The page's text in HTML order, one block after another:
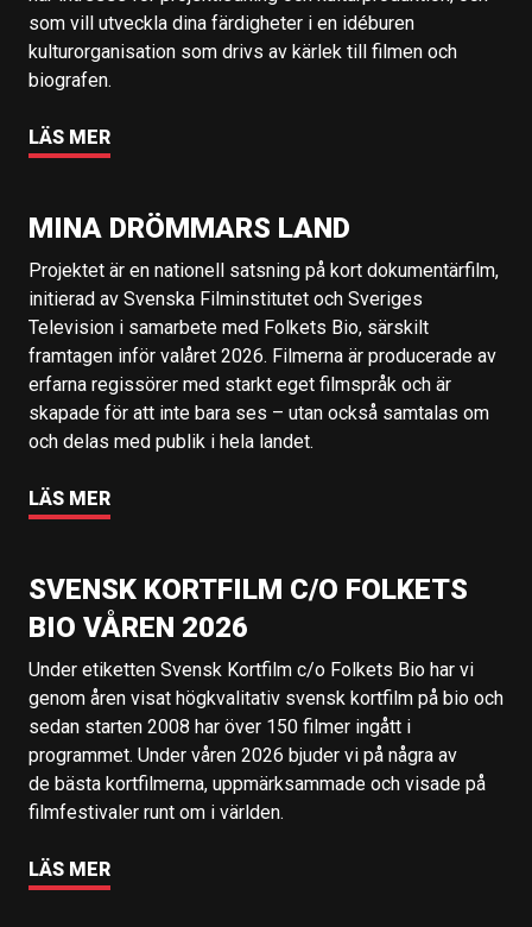
som vill utveckla dina färdigheter i en idéburen
kulturorganisation som drivs av kärlek till filmen och
biografen.
LÄS MER
MINA DRÖMMARS LAND
Projektet är en nationell satsning på kort dokumentärfilm,
initierad av Svenska Filminstitutet och Sveriges
Television i samarbete med Folkets Bio, särskilt
framtagen inför valåret 2026. Filmerna är producerade av
erfarna regissörer med starkt eget filmspråk och är
skapade för att inte bara ses – utan också samtalas om
och delas med publik i hela landet.
LÄS MER
SVENSK KORTFILM C/O FOLKETS
BIO VÅREN 2026
Under etiketten Svensk Kortfilm c/o Folkets Bio har vi
genom åren visat högkvalitativ svensk kortfilm på bio och
sedan starten 2008 har över 150 filmer ingått i
programmet. Under våren 2026 bjuder vi på några av
de bästa kortfilmerna, uppmärksammade och visade på
filmfestivaler runt om i världen.
LÄS MER